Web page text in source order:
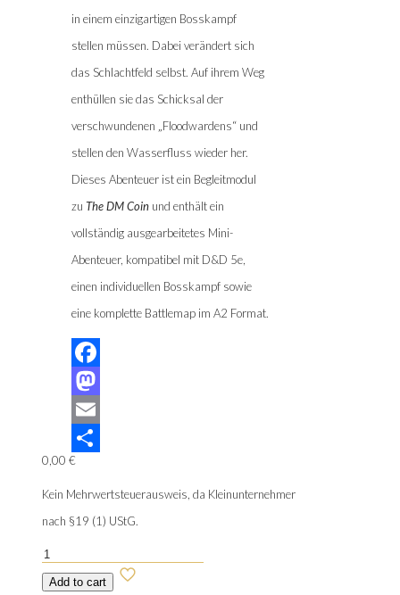
in einem einzigartigen Bosskampf
stellen müssen. Dabei verändert sich
das Schlachtfeld selbst. Auf ihrem Weg
enthüllen sie das Schicksal der
verschwundenen „Floodwardens“ und
stellen den Wasserfluss wieder her.
Dieses Abenteuer ist ein Begleitmodul
zu The DM Coinund enthält ein
vollständig ausgearbeitetes Mini-
Abenteuer, kompatibel mit D&D 5e,
einen individuellen Bosskampf sowie
eine komplette Battlemap im A2 Format.
Facebook
Mastodon
Email
Teilen
0,00 €
Kein Mehrwertsteuerausweis, da Kleinunternehmer
nach §19 (1) UStG.
The
Choked
Tunnels
Add to cart